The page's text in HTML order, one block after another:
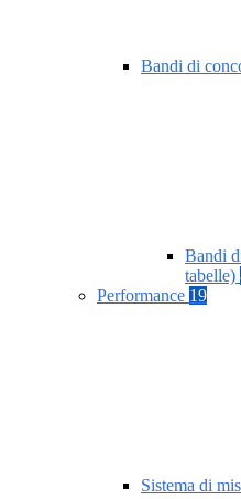
Bandi di
Bandi
tabelle)
Performance 19
Sistema di